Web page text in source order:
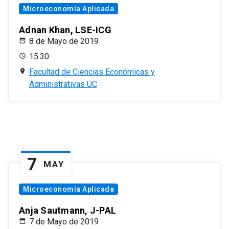
Microeconomía Aplicada
Adnan Khan, LSE-ICG
8 de Mayo de 2019
15:30
Facultad de Ciencias Económicas y
Administrativas UC
7 MAY
Microeconomía Aplicada
Anja Sautmann, J-PAL
7 de Mayo de 2019